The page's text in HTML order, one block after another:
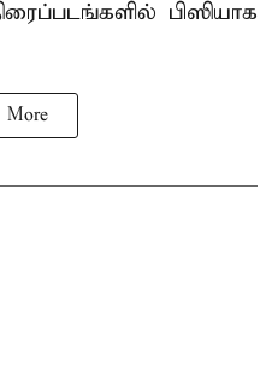
பிஸியாக
More